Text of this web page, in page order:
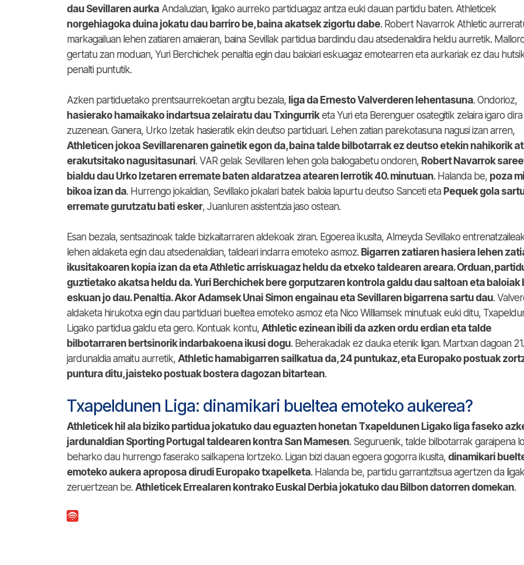
dau Sevillaren aurka Andaluzian, ligako aurreko partiduagaz antza euki dauan partidu baten. Athleticek
norgehiagoka duina jokatu dau barriro be, baina akatsek zigortu dabe. Robert Navarrok Athletic
markagailuan lehen zatiaren amaieran, baina Sevillak partidua bardindu dau atsedenaldira heldu aurretik.
gertatu zan moduan, Yuri Berchichek penaltia egin dau baloiari eskuagaz emotearren eta aurkariak ez dau
penalti puntutik.
Azken partiduetako prentsaurrekoetan argitu bezala, liga da Ernesto Valverderen lehentasuna. Ondorioz,
hasierako hamaikako indartsua zelairatu dau Txingurriketa Yuri eta Berenguer osategitik zelaira igaro dira
zuzenean. Ganera, Urko Izetak hasieratik ekin deutso partiduari. Lehen zatian parekotasuna nagusi izan arren,
Athleticen jokoa Sevillarenaren gainetik egon da, baina talde bilbotarrak ez deutso etekin nahikorik
erakutsitako nagusitasunari. VAR gelak Sevillaren lehen gola baliogabetu ondoren, Robert Navarrok
bialdu dau Urko Izetaren erremate baten aldaratzea atearen lerrotik 40. minutuan. Halanda be, poza
bikoa izan da. Hurrengo jokaldian, Sevillako jokalari batek baloia lapurtu deutso Sanceti eta Pequek gola
erremate gurutzatu bati esker, Juanluren asistentzia jaso ostean.
Esan bezala, sentsazinoak talde bizkaitarraren aldekoak ziran. Egoerea ikusita, Almeyda Sevillako
lehen aldaketa egin dau atsedenaldian, taldeari indarra emoteko asmoz. Bigarren zatiaren hasiera lehen
ikusitakoaren kopia izan da eta Athletic arriskuagaz heldu da etxeko taldearen areara. Orduan,
guztietako akatsa heldu da. Yuri Berchichek bere gorputzaren kontrola galdu dau saltoan eta baloiak
eskuan jo dau. Penaltia. Akor Adamsek Unai Simon engainau eta Sevillaren bigarrena sartu dau.
aldaketa hirukotxa egin dau partiduari bueltea emoteko asmoz eta Nico Williamsek minutuak euki ditu,
Ligako partidua galdu eta gero. Kontuak kontu, Athletic ezinean ibili da azken ordu erdian eta talde
bilbotarraren bertsinorik indarbakoena ikusi dogu. Beherakadak ez dauka etenik ligan. Martxan dagoan 21.
jardunaldia amaitu aurretik, Athletic hamabigarren sailkatua da, 24 puntukaz, eta Europako postuak
puntura ditu, jaisteko postuak bostera dagozan bitartean.
Txapeldunen Liga: dinamikari bueltea emoteko aukerea?
Athleticek hil ala biziko partidua jokatuko dau eguazten honetan Txapeldunen Ligako liga faseko
jardunaldian Sporting Portugal taldearen kontra San Mamesen. Seguruenik, talde bilbotarrak garaipena
beharko dau hurrengo faserako sailkapena lortzeko. Ligan bizi dauan egoera gogorra ikusita, dinamikari
emoteko aukera aproposa dirudi Europako txapelketa. Halanda be, partidu garrantzitsua agertzen da
zeruertzean be. Athleticek Errealaren kontrako Euskal Derbia jokatuko dau Bilbon datorren domekan.